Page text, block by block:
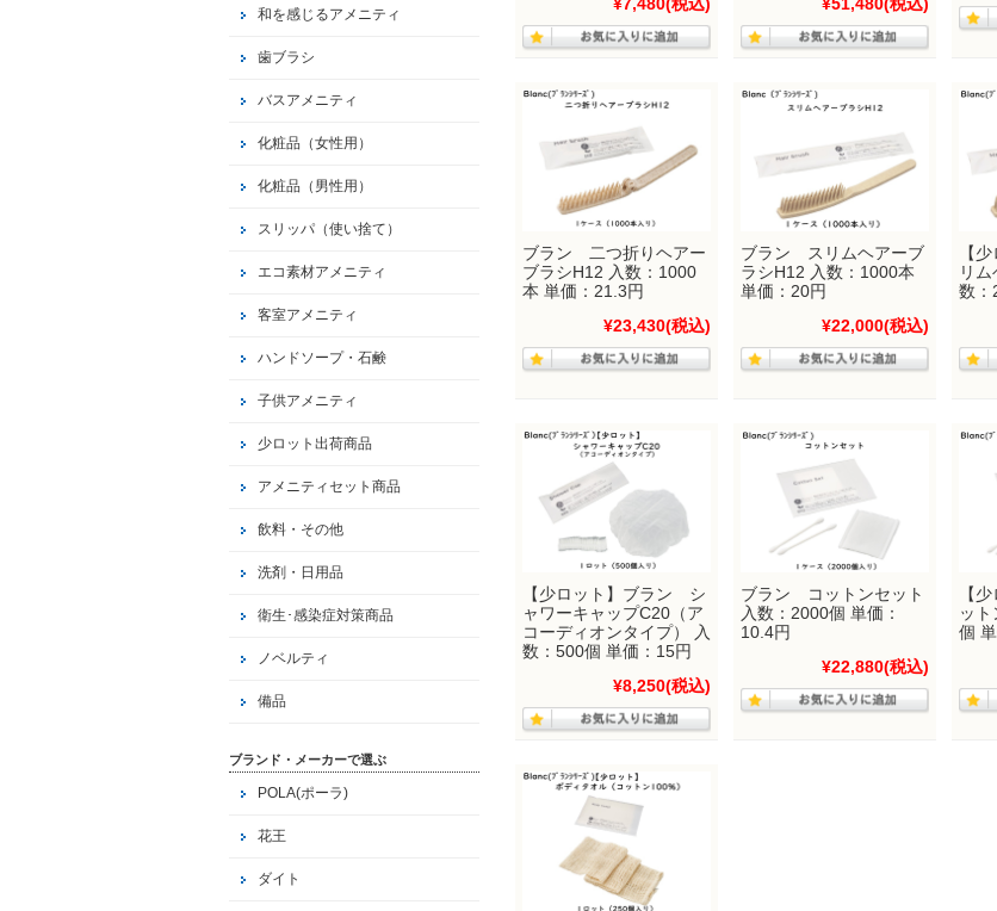
ブラン 二つ折りヘアー
ブラシH12 入数：1000
本 単価：21.3円
¥23,430(税込)
ブラン スリムヘアーブ
ラシH12 入数：1000本
単価：20円
¥22,000(税込)
【
リ
数：
【少ロット】ブラン シ
ャワーキャップC20（ア
コーディオンタイプ） 入
数：500個 単価：15円
¥8,250(税込)
ブラン コットンセット
入数：2000個 単価：
10.4円
¥22,880(税込)
【
ッ
個
和を感じるアメニティ
歯ブラシ
バスアメニティ
化粧品（女性用）
化粧品（男性用）
スリッパ（使い捨て）
エコ素材アメニティ
客室アメニティ
ハンドソープ・石鹸
子供アメニティ
少ロット出荷商品
アメニティセット商品
飲料・その他
洗剤・日用品
衛生･感染症対策商品
ノベルティ
備品
ブランド・メーカーで選ぶ
POLA(ポーラ)
花王
ダイト